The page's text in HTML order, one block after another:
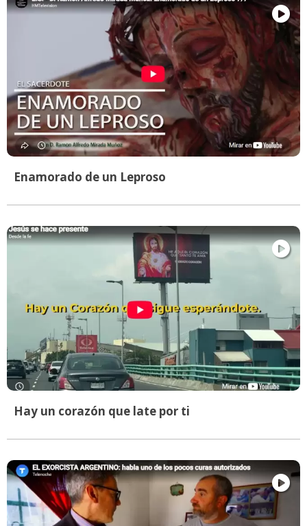
Enamorado de un Leproso
Hay un corazón que late por ti